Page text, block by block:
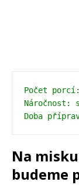
Počet
Náročnost:
Doba
Na
budeme